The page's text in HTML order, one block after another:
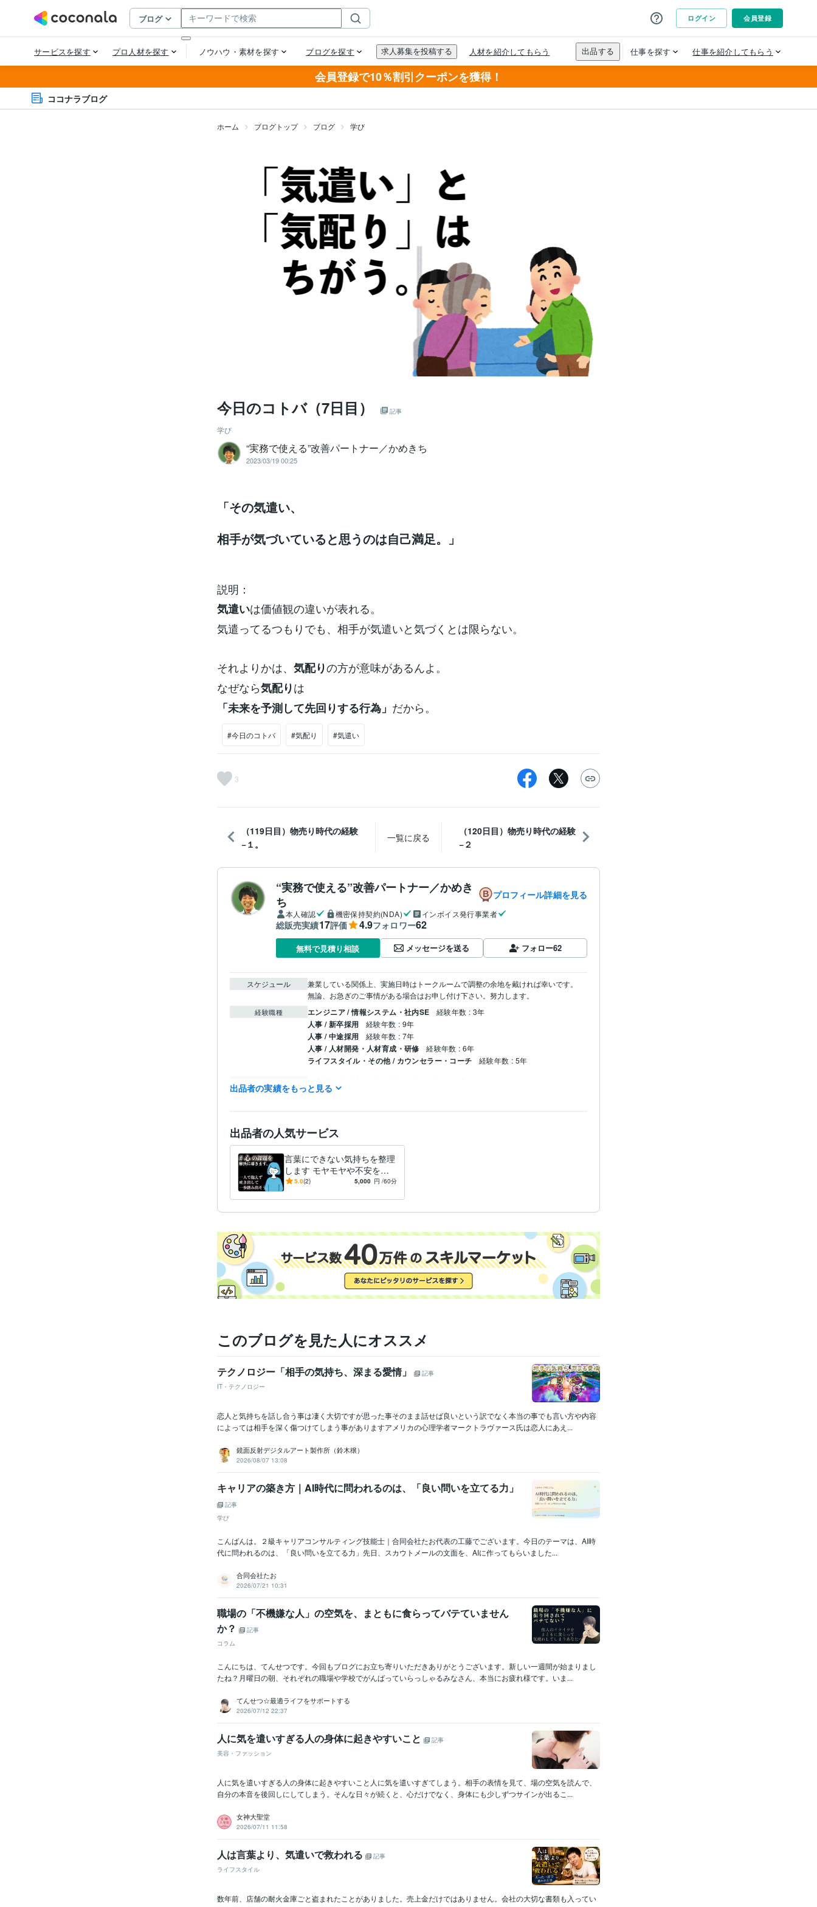
会員登録で10％割引クーポンを獲得！
ココナラブログ
ホーム ブログトップ ブログ 学び
今日のコトバ（7日目） 記事
学び
“実務で使える”改善パートナー／かめきち
2023/03/19 00:25
「その気遣い、
相手が気づいていると思うのは自己満足。」
説明：
気遣いは価値観の違いが表れる。
気遣ってるつもりでも、相手が気遣いと気づくとは限らない。
それよりかは、 気配りの方が意味があるんよ。
なぜなら気配りは
「未来を予測して先回りする行為」 だから。
#今日のコトバ #気配り #気遣い
3
（119日目）物売り時代の経験
−１。
一覧に戻る
（120日目）物売り時代の経験
−２
“実務で使える”改善パートナー／かめき
ち
プロフィール詳細を見る
本人確認 機密保持契約(NDA) インボイス発行事業者
総販売実績17評価 4.9フォロワー62
無料で見積り相談 メッセージを送る フォロー62
スケジュール
兼業している関係上、実施日時はトークルームで調整の余地を戴ければ幸いです。
無論、お急ぎのご事情がある場合はお申し付け下さい。努力します。
経験職種 エンジニア / 情報システム・社内SE 経験年数 : 3年
人事 / 新卒採用 経験年数 : 9年
人事 / 中途採用 経験年数 : 7年
人事 / 人材開発・人材育成・研修 経験年数 : 6年
ライフスタイル・その他 / カウンセラー・コーチ 経験年数 : 5年
職歴 教育業（学習塾の運営会社／年商40億円／従業員数250名）
教育業（学習塾の運営会社／年商200億／従業員数700名）
人材派遣会社（年商130億円／従業員数3800名）
流通小売業（酒販チェーン／年商15億円／従業員数30名）
1月
流通小売業（スーパー／年商298億円／従業員数1700名）
12月
プログラミング言 VBA:4年HTML:3年Google Apps Script:2年
ビジネス・クリエイ
ティブツール
Access:5年Excel:25年Google サイト:2年Google スプレッドシート:5年
Google スライド:5年
Word:20年
Google Analytics:5年Adobe Photoshop:10年 AviUtl:4年Adobe Illustrator:15年
得意分野 悩み相談・カウンセリング 本質を見抜き、言語化する力
複雑な悩みも整理して
感情に寄り添い、論理で導く 対話で心を解きほぐします
自分の言葉で
気づくサポート 経験に裏打ちされた安心感 安心して話せる“対話のパワースポッ
ビジネス代行・事務代行 営業力向上サポート（業種問わず）
（業種問わず） 採用支援（イベント企画・司会・応募者対応
サポート 広告・販売促進のコンサルティング 業務合理化の支援やお手伝い 無駄
のない会議進行方法の指南
苦情からファン化する方法を指南
営業力
組織構築
出品者の実績をもっと見る
出品者の人気サービス
言葉にできない気持ちを整理
します モヤモヤや不安を言
語化するお手伝い
5.0(2) 5,000 円 /60分
このブログを見た人にオススメ
テクノロジー「相手の気持ち、深まる愛情」
記事
IT・テクノロジー
恋人と気持ちを話し合う事は凄く大切ですが思った事そのまま話せば良いという訳でなく本当の事でも言い方や内容
によっては相手を深く傷つけてしまう事がありますアメリカの心理学者マークトラヴァース氏は恋人にあえ...
鏡面反射デジタルアート製作所（鈴木穣）
2026/08/07 13:08
キャリアの築き方｜AI時代に問われるのは、「良い問いを立てる力」
記事
学び
こんばんは。２級キャリアコンサルティング技能士｜合同会社たお代表の工藤でございます。今日のテーマは、AI時
代に問われるのは、「良い問いを立てる力」先日、スカウトメールの文面を、AIに作ってもらいました...
合同会社たお
2026/07/21 10:31
職場の「不機嫌な人」の空気を、まともに食らってバテていません
か？
記事
コラム
こんにちは、てんせつです。今回もブログにお立ち寄りいただきありがとうございます。新しい一週間が始まりまし
たね？月曜日の朝、それぞれの職場や学校でがんばっていらっしゃるみなさん、本当にお疲れ様です。いま...
てんせつ☆最適ライフをサポートする
2026/07/12 22:37
人に気を遣いすぎる人の身体に起きやすいこと
記事
美容・ファッション
人に気を遣いすぎる人の身体に起きやすいこと人に気を遣いすぎてしまう。相手の表情を見て、場の空気を読んで、
自分の本音を後回しにしてしまう。そんな日々が続くと、心だけでなく、身体にも少しずつサインが出るこ...
女神大聖堂
2026/07/11 11:58
人は言葉より、気遣いで救われる
記事
ライフスタイル
数年前、店舗の耐火金庫ごと盗まれたことがありました。売上金だけではありません。会社の大切な書類も入ってい